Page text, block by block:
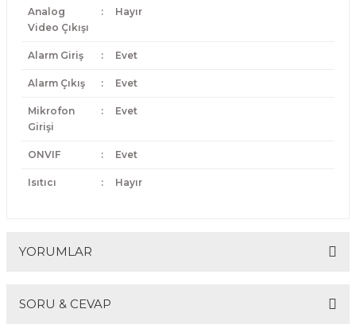
Analog
Video Çıkışı
: Hayır
Alarm Giriş : Evet
Alarm Çıkış : Evet
Mikrofon
Girişi
: Evet
ONVIF : Evet
Isıtıcı : Hayır
YORUMLAR
SORU & CEVAP